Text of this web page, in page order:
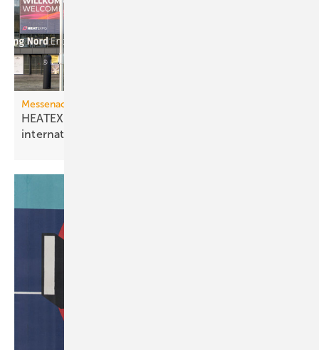
Messenachlese
HEATEXPO 2025: Besucherplus und
internationales